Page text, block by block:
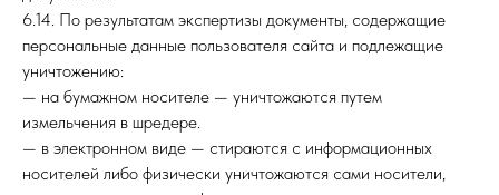
6.14. По результатам экспертизы документы, содержащие
персональные данные пользователя сайта и подлежащие
уничтожению:
— на бумажном носителе — уничтожаются путем
измельчения в шредере.
— в электронном виде — стираются с информационных
носителей либо физически уничтожаются сами носители,